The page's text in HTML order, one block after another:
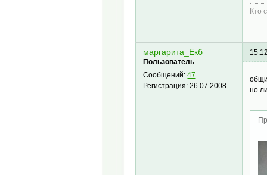
Кто
маргарита_Екб
Пользователь
Сообщений:47
Регистрация:26.07.2008
но